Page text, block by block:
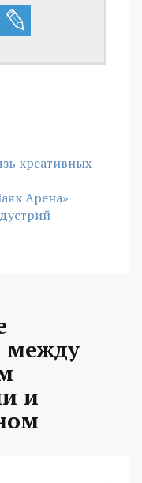
креативных
Арена»
между
и